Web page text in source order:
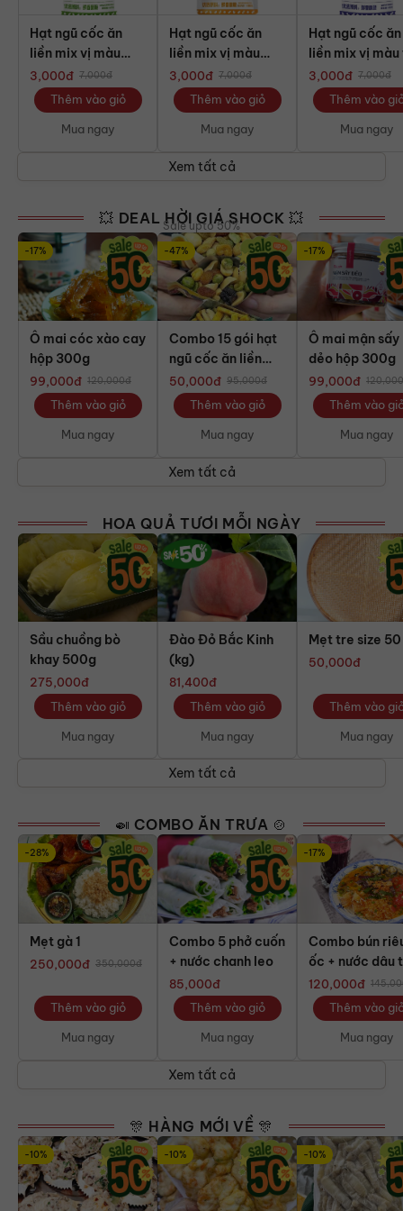
Hạt ngũ cốc ăn
liền mix vị màu
xanh lá gói mini
3,000đ 7,000đ
Mua ngay
Thêm vào giỏ
Hạt ngũ cốc ăn
liền mix vị màu
vàng gói mini
3,000đ 7,000đ
Mua ngay
Thêm vào giỏ
Hạt ngũ cốc ăn
liền mix vị
gói mini
3,000đ 7,000đ
Mua ngay
Thêm vào
Xem tất cả
💥 DEAL HỜI GIÁ SHOCK 💥
Sale upto 50%
-17%
Ô mai cóc xào cay
hộp 300g
99,000đ 120,000đ
Mua ngay
Thêm vào giỏ
-47%
Combo 15 gói hạt
ngũ cốc ăn liền
mix mini
50,000đ 95,000đ
Mua ngay
Thêm vào giỏ
-17%
Ô mai mận sấy
dẻo hộp 300g
99,000đ 120,000
Mua ngay
Thêm vào
Xem tất cả
HOA QUẢ TƯƠI MỖI NGÀY
Sầu chuồng bò
khay 500g
275,000đ
Mua ngay
Thêm vào giỏ
Đào Đỏ Bắc Kinh
(kg)
81,400đ
Mua ngay
Thêm vào giỏ
Mẹt tre size 50
50,000đ
Mua ngay
Thêm vào
Xem tất cả
🍛 COMBO ĂN TRƯA 🍲
-28%
Mẹt gà 1
250,000đ 350,000đ
Mua ngay
Thêm vào giỏ
Combo 5 phở cuốn
+ nước chanh leo
85,000đ
Mua ngay
Thêm vào giỏ
-17%
Combo bún
ốc + nước
120,000đ
Mua ngay
Thêm vào
Xem tất cả
🎊 HÀNG MỚI VỀ 🎊
-10% -10% -10%